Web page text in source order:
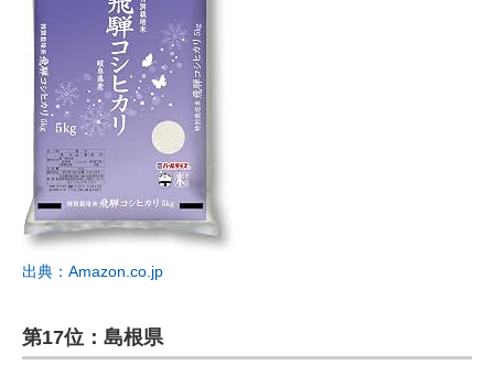
出典：Amazon.co.jp
第17位：島根県